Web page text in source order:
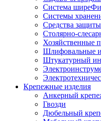
Система
Системы
Средства защиты
Столярно-
Хозяйственные
Шлифовальные
Штукатурный
Крепежные изделия
Анкерный
Гвозди
Дюбельный